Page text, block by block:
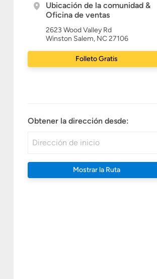
Ubicación de la comunidad &
Oficina de ventas
2623 Wood Valley Rd
Winston Salem, NC 27106
Folleto Gratis
Obtener la dirección desde:
Mostrar la Ruta